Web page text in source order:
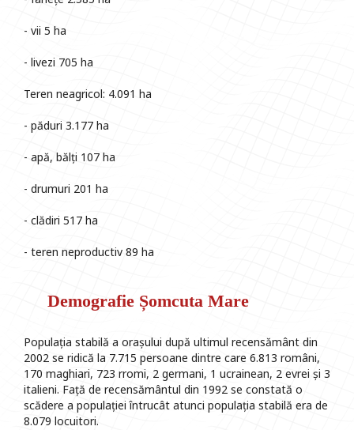
- vii 5 ha
- livezi 705 ha
Teren neagricol: 4.091 ha
- păduri 3.177 ha
- apă, bălți 107 ha
- drumuri 201 ha
- clădiri 517 ha
- teren neproductiv 89 ha
Demografie Șomcuta Mare
Populația stabilă a orașului după ultimul recensământ din
2002 se ridică la 7.715 persoane dintre care 6.813 români,
170 maghiari, 723 rromi, 2 germani, 1 ucrainean, 2 evrei și 3
italieni. Față de recensământul din 1992 se constată o
scădere a populației întrucât atunci populația stabilă era de
8.079 locuitori.